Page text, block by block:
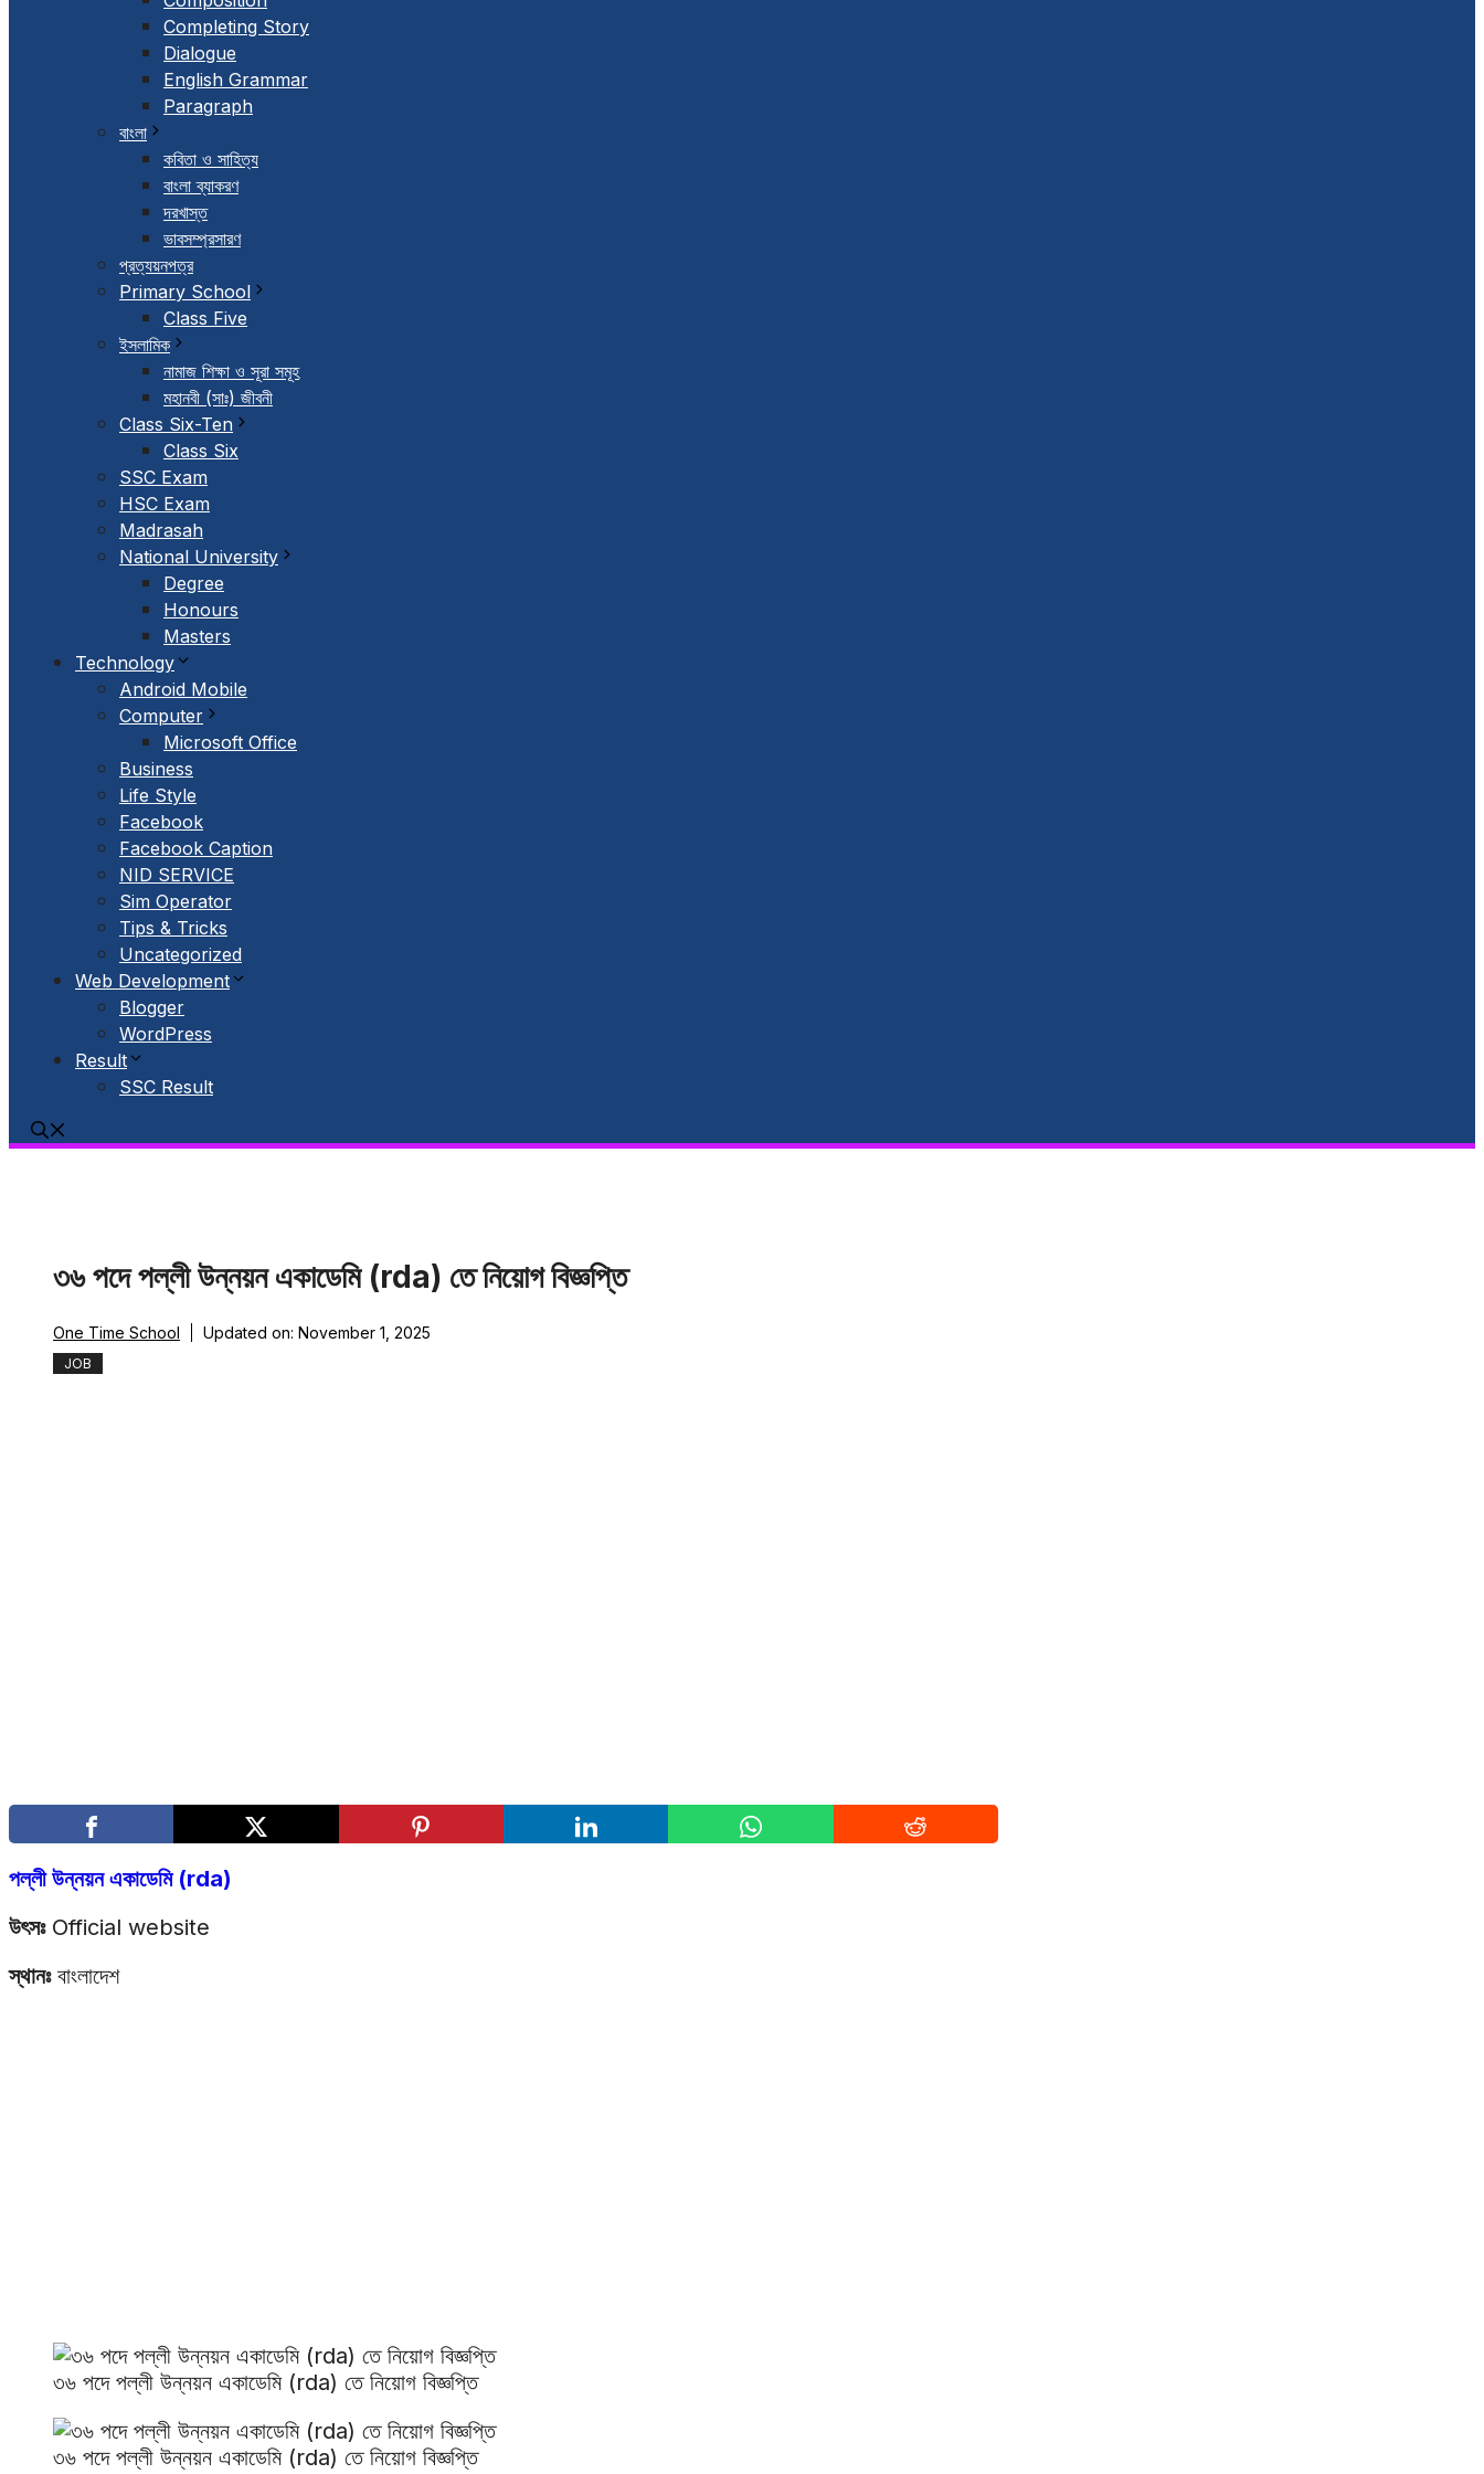
Completing Story
Dialogue
English Grammar
Paragraph
বাংলা
কবিতা ও সাহিত্য
বাংলা ব্যাকরণ
দরখাস্ত
ভাবসম্প্রসারণ
প্রত্যয়নপত্র
Primary School
Class Five
ইসলামিক
নামাজ শিক্ষা ও সূরা সমূহ
মহানবী (সাঃ) জীবনী
Class Six-Ten
Class Six
SSC Exam
HSC Exam
Madrasah
National University
Degree
Honours
Masters
Technology
Android Mobile
Computer
Microsoft Office
Business
Life Style
Facebook
Facebook Caption
NID SERVICE
Sim Operator
Tips & Tricks
Uncategorized
Web Development
Blogger
WordPress
Result
SSC Result
৩৬ পদে পল্লী উন্নয়ন একাডেমি (rda) তে নিয়োগ বিজ্ঞপ্তি
One Time School Updated on: November 1, 2025
JOB
পল্লী উন্নয়ন একাডেমি (rda)
উৎসঃOfficial website
স্থানঃবাংলাদেশ
৩৬ পদে পল্লী উন্নয়ন একাডেমি (rda) তে নিয়োগ বিজ্ঞপ্তি
৩৬ পদে পল্লী উন্নয়ন একাডেমি (rda) তে নিয়োগ বিজ্ঞপ্তি